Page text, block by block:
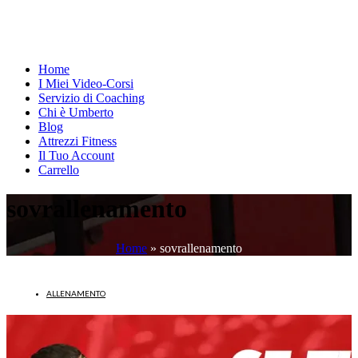
Home
I Miei Video-Corsi
Servizio di Coaching
Chi è Umberto
Blog
Attrezzi Fitness
Il Tuo Account
Carrello
sovrallenamento
Home » sovrallenamento
ALLENAMENTO